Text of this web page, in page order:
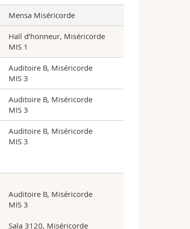
Mensa Miséricorde
Hall d’honneur, Miséricorde
MIS 1
Auditoire B, Miséricorde
MIS 3
Auditoire B, Miséricorde
MIS 3
Auditoire B, Miséricorde
MIS 3
Auditoire B, Miséricorde
MIS 3
Sala 3120, Miséricorde